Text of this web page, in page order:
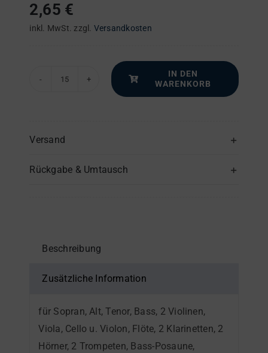
2,65 €
inkl. MwSt. zzgl. Versandkosten
D.
J.
(1)
Einzelstimme
IN DEN
WARENKORB
Versand
Rückgabe & Umtausch
Beschreibung
Zusätzliche Information
für Sopran, Alt, Tenor, Bass, 2 Violinen,
Viola, Cello u. Violon, Flöte, 2 Klarinetten, 2
Hörner, 2 Trompeten, Bass-Posaune,